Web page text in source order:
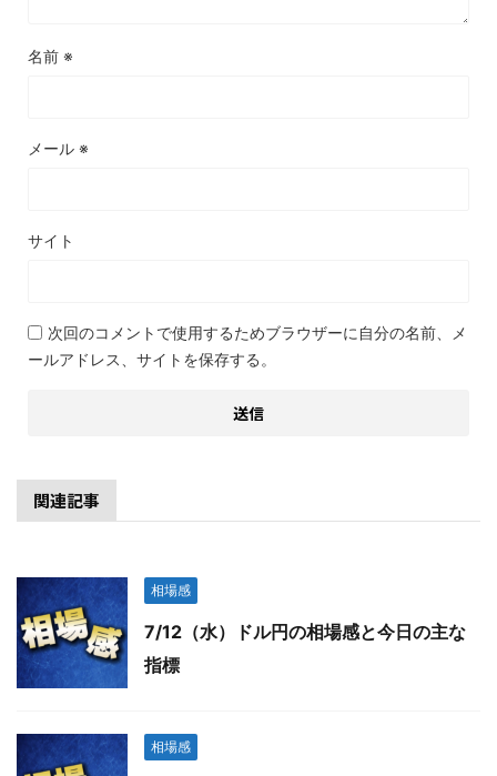
名前 ※
メール ※
サイト
次回のコメントで使用するためブラウザーに自分の名前、メ
ールアドレス、サイトを保存する。
関連記事
相場感
7/12（水）ドル円の相場感と今日の主な
指標
相場感